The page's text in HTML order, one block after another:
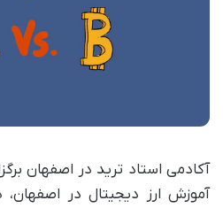
آکادمی استاد ترید در اصفهان
آموزش ارز دیجیتال در